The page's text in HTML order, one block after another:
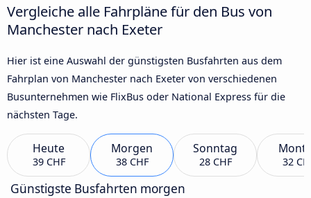
Vergleiche alle Fahrpläne für den Bus von
Manchester nach Exeter
Hier ist eine Auswahl der günstigsten Busfahrten aus dem
Fahrplan von Manchester nach Exeter von verschiedenen
Busunternehmen wie FlixBus oder National Express für die
nächsten Tage.
Heute
39 CHF
Morgen
38 CHF
Sonntag
28 CHF 32
Günstigste Busfahrten morgen